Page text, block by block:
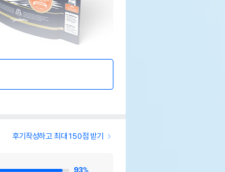
후기작성하고 최대 150점 받기
93%